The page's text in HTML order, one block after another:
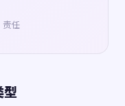
任
型